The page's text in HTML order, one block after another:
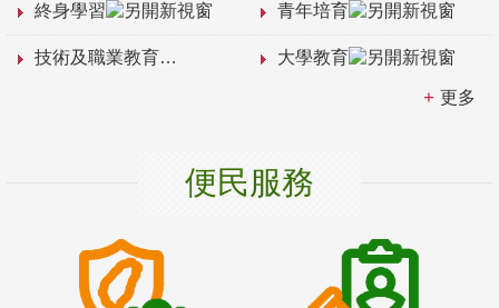
終身學習 青年培育
技術及職業教育 大學教育
更多
便民服務